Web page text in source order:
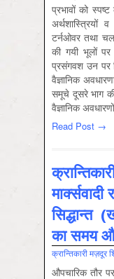
प्रभावों को
अर्थशास्त्रियों
टर्नओवर तथा
की गयी भूलों
प्रसंगवश उन पर
वैज्ञानिक
समूचे दूसरे भाग
वैज्ञानिक
Read Post →
सिद्धान्त
का समय
क्रान्तिकारी मज़दूर
औपचारिक तौर